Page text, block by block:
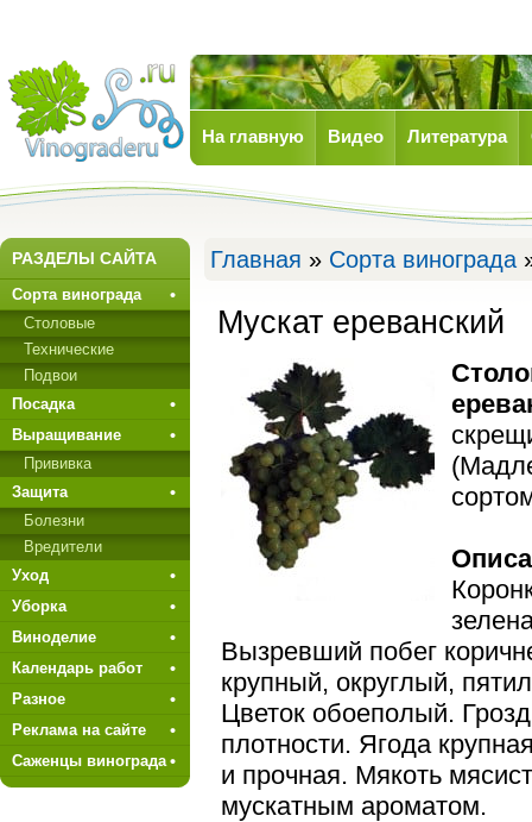
Виноград
На главную Видео Литература
Главная » Сорта винограда
Мускат ереванский
Вызревший побег
крупный, округлый,
Цветок обоеполый.
плотнос­ти. Ягода
и прочная. Мякоть
мускатным ароматом.
РАЗДЕЛЫ САЙТА
Сорта винограда
Столовые
Технические
Подвои
Посадка
Выращивание
Прививкa
Защита
Болезни
Вредители
Уход
Уборка
Виноделие
Календарь работ
Разное
Реклама на сайте
Саженцы винограда